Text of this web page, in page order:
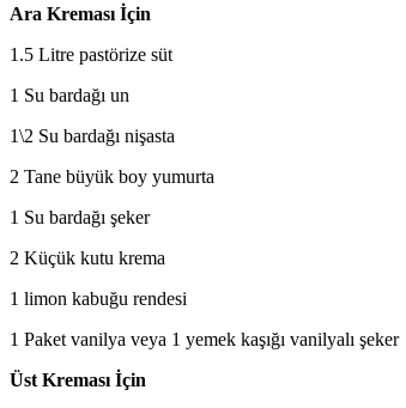
Ara Kreması İçin
1.5 Litre pastörize süt
1 Su bardağı un
1\2 Su bardağı nişasta
2 Tane büyük boy yumurta
1 Su bardağı şeker
2 Küçük kutu krema
1 limon kabuğu rendesi
1 Paket vanilya veya 1 yemek kaşığı vanilyalı şeker
Üst Kreması İçin